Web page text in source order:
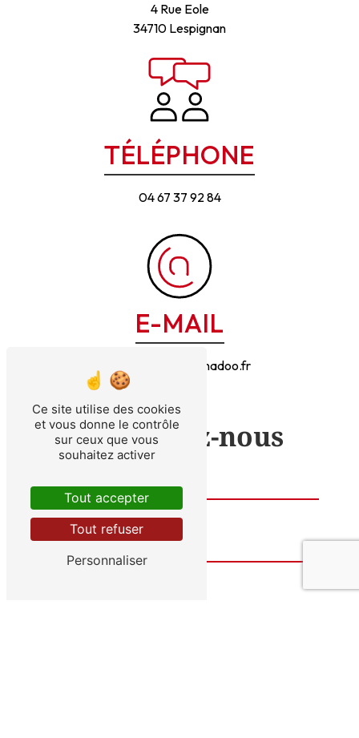
4 Rue Eole
34710 Lespignan
TÉLÉPHONE
04 67 37 92 84
E-MAIL
termite.d.oc@wanadoo.fr
Contactez-nous
Ce site utilise des cookies
et vous donne le contrôle
sur ceux que vous
souhaitez activer
Tout accepter
Tout refuser
Personnaliser